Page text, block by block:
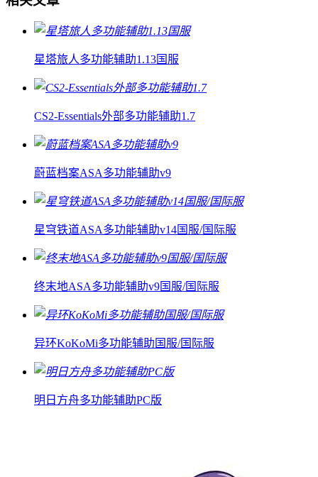
星塔旅人多功能辅助1.13国服
CS2-Essentials外部多功能辅助1.7
蔚蓝档案ASA多功能辅助v9
星穹铁道ASA多功能辅助v14国服/国际服
终末地ASA多功能辅助v9国服/国际服
异环KoKoMi多功能辅助国服/国际服
明日方舟多功能辅助PC版